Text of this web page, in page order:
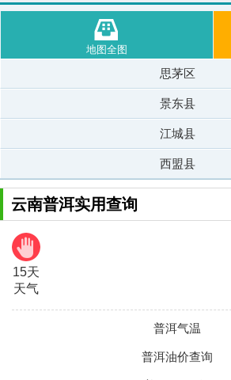
地图全图
思茅区
景东县
江城县
西盟县
云南普洱实用查询
15天
天气
普洱气温
普洱油价查询